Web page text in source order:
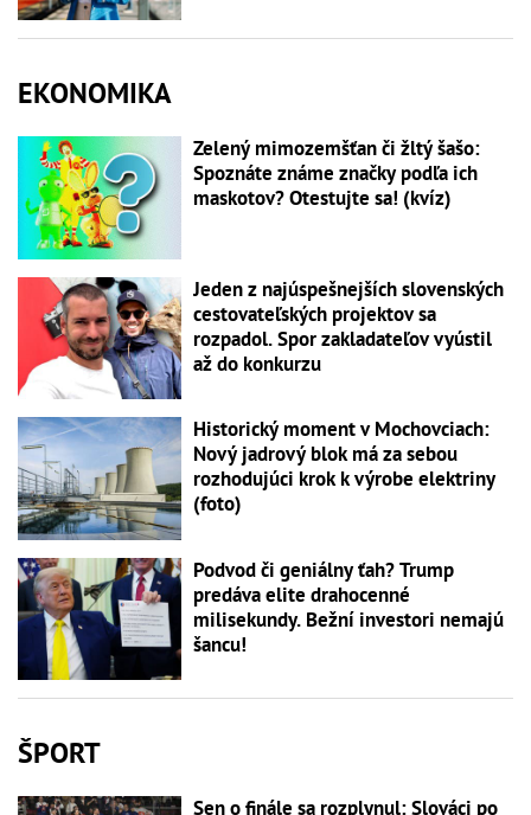
EKONOMIKA
Zelený mimozemšťan či žltý šašo:
Spoznáte známe značky podľa ich
maskotov? Otestujte sa! (kvíz)
Jeden z najúspešnejších slovenských
cestovateľských projektov sa
rozpadol. Spor zakladateľov vyústil
až do konkurzu
Historický moment v Mochovciach:
Nový jadrový blok má za sebou
rozhodujúci krok k výrobe elektriny
(foto)
Podvod či geniálny ťah? Trump
predáva elite drahocenné
milisekundy. Bežní investori nemajú
šancu!
ŠPORT
Sen o finále sa rozplynul: Slováci po